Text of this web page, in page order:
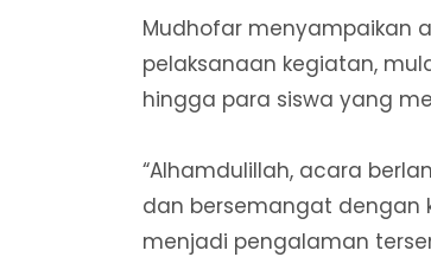
Mudhofar menyampaikan
pelaksanaan kegiatan,
hingga para siswa yang
“Alhamdulillah, acara
dan bersemangat dengan
menjadi pengalaman